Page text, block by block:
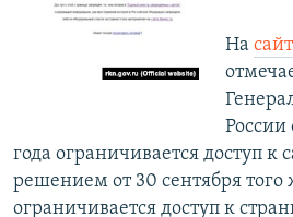
На
России
года ограничивается доступ к
решением от 30 сентября того
ограничивается доступ к